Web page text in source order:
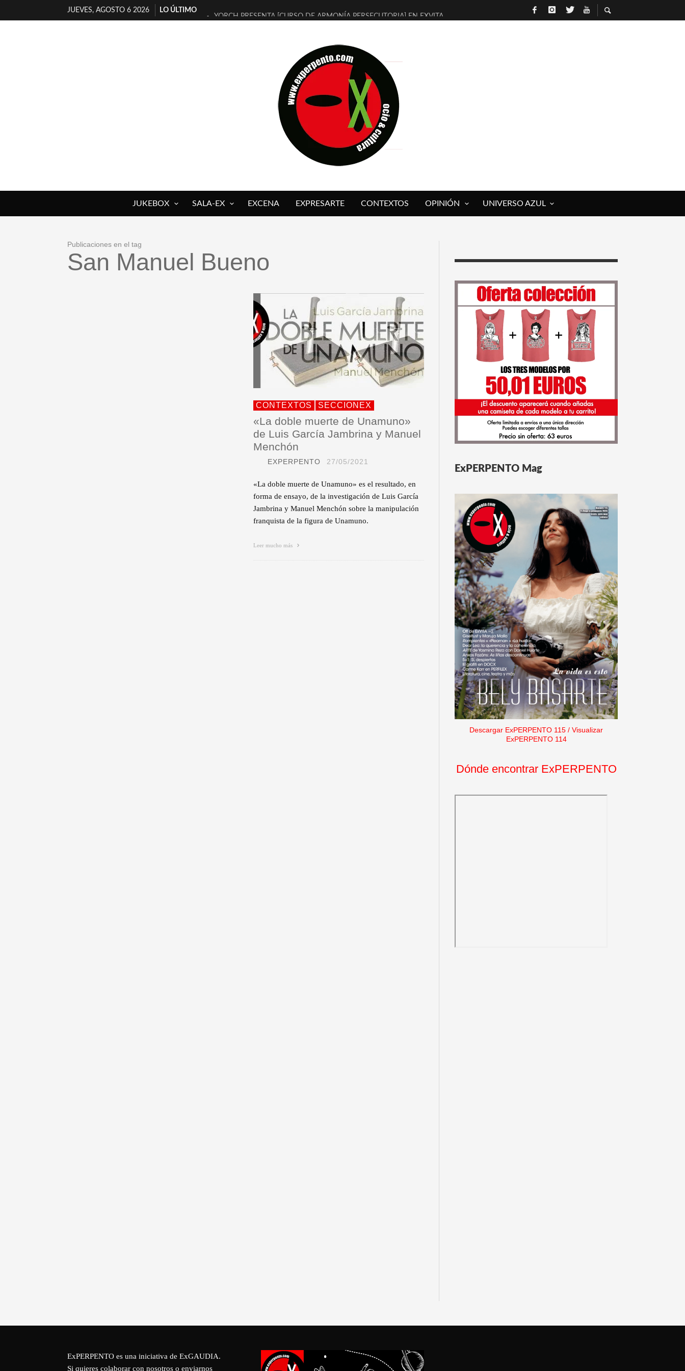
JUEVES, AGOSTO 6 2026
LO ÚLTIMO
YORCH PRESENTA [CURSO DE ARMONÍA PERSECUTORIA] EN EXVITA
«NO TENGO PUTOS SUEÑOS»
[A FUEGO] DE ESTEL DÍAZ
[LA BOLA NEGRA] DE JAVIER CALVO Y JAVIER AMBROSSI
OSLO OVNIES LLEGAN CORRIENDO A ARANDA (SONORAMA Y COSQUÍN ROCK)
FÉLIX CALVO NOS PRESENTA [LAS PALMERAS] (NOVELA DE VAMPIROS VIVOS Y MUERTOS)
MEI DE LA CRUZ PRESENTA EN EXVITA [COSA DE ACTITUD]
REGIO EN EXVITA (Y «EN EL RUEDO»)
JUKEBOX SALA-EX EXCENA EXPRESARTE CONTEXTOS OPINIÓN UNIVERSO AZUL
Publicaciones en el tag
San Manuel Bueno
CONTEXTOS SECCIONEX
«La doble muerte de Unamuno»
de Luis García Jambrina y Manuel
Menchón
EXPERPENTO 27/05/2021
«La doble muerte de Unamuno» es el resultado, en
forma de ensayo, de la investigación de Luis García
Jambrina y Manuel Menchón sobre la manipulación
franquista de la figura de Unamuno.
Leer mucho más
ExPERPENTO Mag
Descargar ExPERPENTO 115 / Visualizar
ExPERPENTO 114
Dónde encontrar ExPERPENTO
ExPERPENTO es una iniciativa de ExGAUDIA.
Si quieres colaborar con nosotros o enviarnos